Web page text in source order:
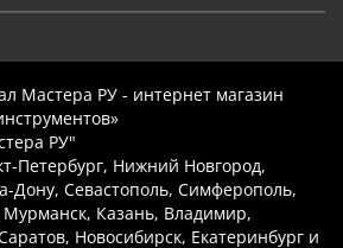
Мастера РУ - интернет магазин
РУ"
Петербург, Нижний Новгород,
Дону, Севастополь, Симферополь,
Мурманск, Казань, Владимир,
Новосибирск, Екатеринбург и